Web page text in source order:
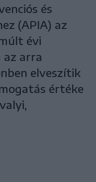
és
(APIA) az
évi
arra
elveszítik
értéke